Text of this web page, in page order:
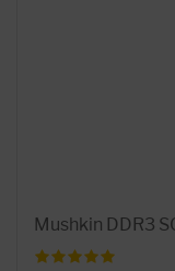
Mushkin DDR3